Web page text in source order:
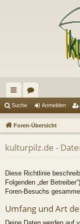
ch
ne
llz
ug
en
Suche Anmelden
Foren-Übersicht
kulturpilz.de -
Diese Richtlinie
Folgenden „der
Foren-Besuchs
Umfang und Art